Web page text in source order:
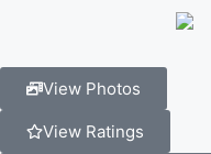
View Photos
View Ratings